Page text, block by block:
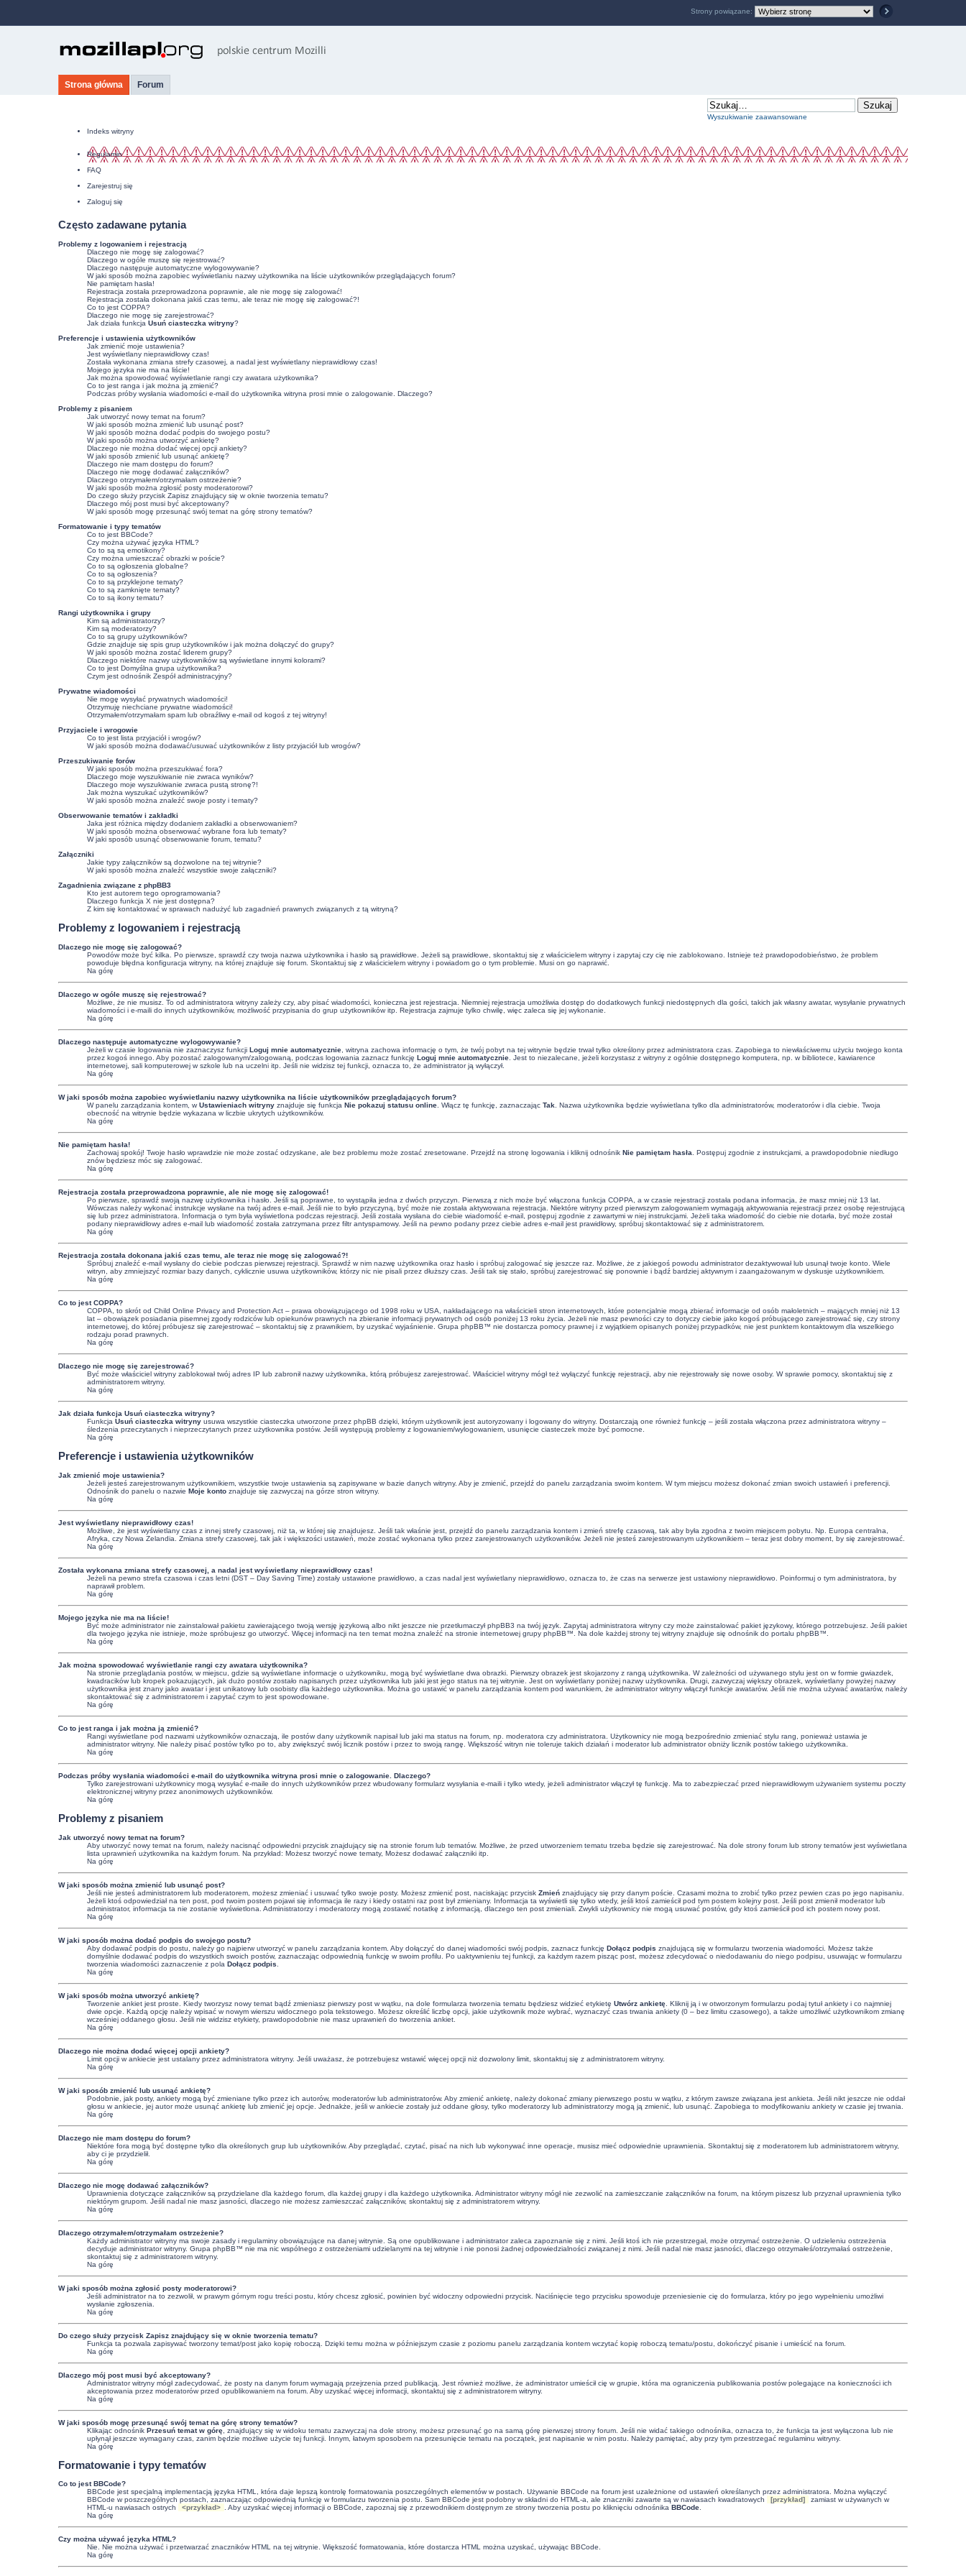
Strona główna Forum
Wyszukiwanie zaawansowane
Indeks witryny
Regulamin
FAQ
Zarejestruj się
Zaloguj się
Często zadawane pytania
Problemy z logowaniem i rejestracją
Dlaczego nie mogę się zalogować?
Dlaczego w ogóle muszę się rejestrować?
Dlaczego następuje automatyczne wylogowywanie?
W jaki sposób można zapobiec wyświetlaniu nazwy użytkownika na liście użytkowników przeglądających forum?
Nie pamiętam hasła!
Rejestracja została przeprowadzona poprawnie, ale nie mogę się zalogować!
Rejestracja została dokonana jakiś czas temu, ale teraz nie mogę się zalogować?!
Co to jest COPPA?
Dlaczego nie mogę się zarejestrować?
Jak działa funkcja Usuń ciasteczka witryny?
Preferencje i ustawienia użytkowników
Jak zmienić moje ustawienia?
Jest wyświetlany nieprawidłowy czas!
Została wykonana zmiana strefy czasowej, a nadal jest wyświetlany nieprawidłowy czas!
Mojego języka nie ma na liście!
Jak można spowodować wyświetlanie rangi czy awatara użytkownika?
Co to jest ranga i jak można ją zmienić?
Podczas próby wysłania wiadomości e-mail do użytkownika witryna prosi mnie o zalogowanie. Dlaczego?
Problemy z pisaniem
Jak utworzyć nowy temat na forum?
W jaki sposób można zmienić lub usunąć post?
W jaki sposób można dodać podpis do swojego postu?
W jaki sposób można utworzyć ankietę?
Dlaczego nie można dodać więcej opcji ankiety?
W jaki sposób zmienić lub usunąć ankietę?
Dlaczego nie mam dostępu do forum?
Dlaczego nie mogę dodawać załączników?
Dlaczego otrzymałem/otrzymałam ostrzeżenie?
W jaki sposób można zgłosić posty moderatorowi?
Do czego służy przycisk Zapiszznajdujący się w oknie tworzenia tematu?
Dlaczego mój post musi być akceptowany?
W jaki sposób mogę przesunąć swój temat na górę strony tematów?
Formatowanie i typy tematów
Co to jest BBCode?
Czy można używać języka HTML?
Co to są są emotikony?
Czy można umieszczać obrazki w poście?
Co to są ogłoszenia globalne?
Co to są ogłoszenia?
Co to są przyklejone tematy?
Co to są zamknięte tematy?
Co to są ikony tematu?
Rangi użytkownika i grupy
Kim są administratorzy?
Kim są moderatorzy?
Co to są grupy użytkowników?
Gdzie znajduje się spis grup użytkowników i jak można dołączyć do grupy?
W jaki sposób można zostać liderem grupy?
Dlaczego niektóre nazwy użytkowników są wyświetlane innymi kolorami?
Co to jest Domyślna grupa użytkownika?
Czym jest odnośnik Zespół administracyjny?
Prywatne wiadomości
Nie mogę wysyłać prywatnych wiadomości!
Otrzymuję niechciane prywatne wiadomości!
Otrzymałem/otrzymałam spam lub obraźliwy e-mail od kogoś z tej witryny!
Przyjaciele i wrogowie
Co to jest lista przyjaciół i wrogów?
W jaki sposób można dodawać/usuwać użytkowników z listy przyjaciół lub wrogów?
Przeszukiwanie forów
W jaki sposób można przeszukiwać fora?
Dlaczego moje wyszukiwanie nie zwraca wyników?
Dlaczego moje wyszukiwanie zwraca pustą stronę?!
Jak można wyszukać użytkowników?
W jaki sposób można znaleźć swoje posty i tematy?
Obserwowanie tematów i zakładki
Jaka jest różnica między dodaniem zakładki a obserwowaniem?
W jaki sposób można obserwować wybrane fora lub tematy?
W jaki sposób usunąć obserwowanie forum, tematu?
Załączniki
Jakie typy załączników są dozwolone na tej witrynie?
W jaki sposób można znaleźć wszystkie swoje załączniki?
Zagadnienia związane z phpBB3
Kto jest autorem tego oprogramowania?
Dlaczego funkcja X nie jest dostępna?
Z kim się kontaktować w sprawach nadużyć lub zagadnień prawnych związanych z tą witryną?
Problemy z logowaniem i rejestracją
Dlaczego nie mogę się zalogować?
Powodów może być kilka. Po pierwsze, sprawdź czy twoja nazwa użytkownika i hasło są prawidłowe. Jeżeli są prawidłowe, skontaktuj się z właścicielem witryny i zapytaj czy cię nie zablokowano. Istnieje też prawdopodobieństwo, że problem
powoduje błędna konfiguracja witryny, na której znajduje się forum. Skontaktuj się z właścicielem witryny i powiadom go o tym problemie. Musi on go naprawić.
Na górę
Dlaczego w ogóle muszę się rejestrować?
Możliwe, że nie musisz. To od administratora witryny zależy czy, aby pisać wiadomości, konieczna jest rejestracja. Niemniej rejestracja umożliwia dostęp do dodatkowych funkcji niedostępnych dla gości, takich jak własny awatar, wysyłanie prywatnych
wiadomości i e-maili do innych użytkowników, możliwość przypisania do grup użytkowników itp. Rejestracja zajmuje tylko chwilę, więc zaleca się jej wykonanie.
Na górę
Dlaczego następuje automatyczne wylogowywanie?
Jeżeli w czasie logowania nie zaznaczysz funkcji Loguj mnie automatycznie, witryna zachowa informację o tym, że twój pobyt na tej witrynie będzie trwał tylko określony przez administratora czas. Zapobiega to niewłaściwemu użyciu twojego konta
przez kogoś innego. Aby pozostać zalogowanym/zalogowaną, podczas logowania zaznacz funkcję Loguj mnie automatycznie. Jest to niezalecane, jeżeli korzystasz z witryny z ogólnie dostępnego komputera, np. w bibliotece, kawiarence
internetowej, sali komputerowej w szkole lub na uczelni itp. Jeśli nie widzisz tej funkcji, oznacza to, że administrator ją wyłączył.
Na górę
W jaki sposób można zapobiec wyświetlaniu nazwy użytkownika na liście użytkowników przeglądających forum?
W panelu zarządzania kontem, w Ustawieniach witrynyznajduje się funkcja Nie pokazuj statusu online. Włącz tę funkcję, zaznaczając Tak . Nazwa użytkownika będzie wyświetlana tylko dla administratorów, moderatorów i dla ciebie. Twoja
obecność na witrynie będzie wykazana w liczbie ukrytych użytkowników.
Na górę
Nie pamiętam hasła!
Zachowaj spokój! Twoje hasło wprawdzie nie może zostać odzyskane, ale bez problemu może zostać zresetowane. Przejdź na stronę logowania i kliknij odnośnik Nie pamiętam hasła . Postępuj zgodnie z instrukcjami, a prawdopodobnie niedługo
znów będziesz móc się zalogować.
Na górę
Rejestracja została przeprowadzona poprawnie, ale nie mogę się zalogować!
Po pierwsze, sprawdź swoją nazwę użytkownika i hasło. Jeśli są poprawne, to wystąpiła jedna z dwóch przyczyn. Pierwszą z nich może być włączona funkcja COPPA, a w czasie rejestracji została podana informacja, że masz mniej niż 13 lat.
Wówczas należy wykonać instrukcje wysłane na twój adres e-mail. Jeśli nie to było przyczyną, być może nie została aktywowana rejestracja. Niektóre witryny przed pierwszym zalogowaniem wymagają aktywowania rejestracji przez osobę rejestrującą
się lub przez administratora. Informacja o tym była wyświetlona podczas rejestracji. Jeśli została wysłana do ciebie wiadomość e-mail, postępuj zgodnie z zawartymi w niej instrukcjami. Jeżeli taka wiadomość do ciebie nie dotarła, być może został
podany nieprawidłowy adres e-mail lub wiadomość została zatrzymana przez filtr antyspamowy. Jeśli na pewno podany przez ciebie adres e-mail jest prawidłowy, spróbuj skontaktować się z administratorem.
Na górę
Rejestracja została dokonana jakiś czas temu, ale teraz nie mogę się zalogować?!
Spróbuj znaleźć e-mail wysłany do ciebie podczas pierwszej rejestracji. Sprawdź w nim nazwę użytkownika oraz hasło i spróbuj zalogować się jeszcze raz. Możliwe, że z jakiegoś powodu administrator dezaktywował lub usunął twoje konto. Wiele
witryn, aby zmniejszyć rozmiar bazy danych, cyklicznie usuwa użytkowników, którzy nic nie pisali przez dłuższy czas. Jeśli tak się stało, spróbuj zarejestrować się ponownie i bądź bardziej aktywnym i zaangażowanym w dyskusje użytkownikiem.
Na górę
Co to jest COPPA?
COPPA, to skrót od Child Online Privacy and Protection Act – prawa obowiązującego od 1998 roku w USA, nakładającego na właścicieli stron internetowych, które potencjalnie mogą zbierać informacje od osób małoletnich – mających mniej niż 13
lat – obowiązek posiadania pisemnej zgody rodziców lub opiekunów prawnych na zbieranie informacji prywatnych od osób poniżej 13 roku życia. Jeżeli nie masz pewności czy to dotyczy ciebie jako kogoś próbującego zarejestrować się, czy strony
internetowej, do której próbujesz się zarejestrować – skontaktuj się z prawnikiem, by uzyskać wyjaśnienie. Grupa phpBB™ nie dostarcza pomocy prawnej i z wyjątkiem opisanych poniżej przypadków, nie jest punktem kontaktowym dla wszelkiego
rodzaju porad prawnych.
Na górę
Dlaczego nie mogę się zarejestrować?
Być może właściciel witryny zablokował twój adres IP lub zabronił nazwy użytkownika, którą próbujesz zarejestrować. Właściciel witryny mógł też wyłączyć funkcję rejestracji, aby nie rejestrowały się nowe osoby. W sprawie pomocy, skontaktuj się z
administratorem witryny.
Na górę
Jak działa funkcja Usuń ciasteczka witryny?
Funkcja Usuń ciasteczka witrynyusuwa wszystkie ciasteczka utworzone przez phpBB dzięki, którym użytkownik jest autoryzowany i logowany do witryny. Dostarczają one również funkcję – jeśli została włączona przez administratora witryny –
śledzenia przeczytanych i nieprzeczytanych przez użytkownika postów. Jeśli występują problemy z logowaniem/wylogowaniem, usunięcie ciasteczek może być pomocne.
Na górę
Preferencje i ustawienia użytkowników
Jak zmienić moje ustawienia?
Jeżeli jesteś zarejestrowanym użytkownikiem, wszystkie twoje ustawienia są zapisywane w bazie danych witryny. Aby je zmienić, przejdź do panelu zarządzania swoim kontem. W tym miejscu możesz dokonać zmian swoich ustawień i preferencji.
Odnośnik do panelu o nazwie Moje kontoznajduje się zazwyczaj na górze stron witryny.
Na górę
Jest wyświetlany nieprawidłowy czas!
Możliwe, że jest wyświetlany czas z innej strefy czasowej, niż ta, w której się znajdujesz. Jeśli tak właśnie jest, przejdź do panelu zarządzania kontem i zmień strefę czasową, tak aby była zgodna z twoim miejscem pobytu. Np. Europa centralna,
Afryka, czy Nowa Zelandia. Zmiana strefy czasowej, tak jak i większości ustawień, może zostać wykonana tylko przez zarejestrowanych użytkowników. Jeżeli nie jesteś zarejestrowanym użytkownikiem – teraz jest dobry moment, by się zarejestrować.
Na górę
Została wykonana zmiana strefy czasowej, a nadal jest wyświetlany nieprawidłowy czas!
Jeżeli na pewno strefa czasowa i czas letni (DST – Day Saving Time) zostały ustawione prawidłowo, a czas nadal jest wyświetlany nieprawidłowo, oznacza to, że czas na serwerze jest ustawiony nieprawidłowo. Poinformuj o tym administratora, by
naprawił problem.
Na górę
Mojego języka nie ma na liście!
Być może administrator nie zainstalował pakietu zawierającego twoją wersję językową albo nikt jeszcze nie przetłumaczył phpBB3 na twój język. Zapytaj administratora witryny czy może zainstalować pakiet językowy, którego potrzebujesz. Jeśli pakiet
dla twojego języka nie istnieje, może spróbujesz go utworzyć. Więcej informacji na ten temat można znaleźć na stronie internetowej grupy phpBB™. Na dole każdej strony tej witryny znajduje się odnośnik do portalu phpBB™.
Na górę
Jak można spowodować wyświetlanie rangi czy awatara użytkownika?
Na stronie przeglądania postów, w miejscu, gdzie są wyświetlane informacje o użytkowniku, mogą być wyświetlane dwa obrazki. Pierwszy obrazek jest skojarzony z rangą użytkownika. W zależności od używanego stylu jest on w formie gwiazdek,
kwadracików lub kropek pokazujących, jak dużo postów zostało napisanych przez użytkownika lub jaki jest jego status na tej witrynie. Jest on wyświetlany poniżej nazwy użytkownika. Drugi, zazwyczaj większy obrazek, wyświetlany powyżej nazwy
użytkownika jest znany jako awatar i jest unikatowy lub osobisty dla każdego użytkownika. Można go ustawić w panelu zarządzania kontem pod warunkiem, że administrator witryny włączył funkcje awatarów. Jeśli nie można używać awatarów, należy
skontaktować się z administratorem i zapytać czym to jest spowodowane.
Na górę
Co to jest ranga i jak można ją zmienić?
Rangi wyświetlane pod nazwami użytkowników oznaczają, ile postów dany użytkownik napisał lub jaki ma status na forum, np. moderatora czy administratora. Użytkownicy nie mogą bezpośrednio zmieniać stylu rang, ponieważ ustawia je
administrator witryny. Nie należy pisać postów tylko po to, aby zwiększyć swój licznik postów i przez to swoją rangę. Większość witryn nie toleruje takich działań i moderator lub administrator obniży licznik postów takiego użytkownika.
Na górę
Podczas próby wysłania wiadomości e-mail do użytkownika witryna prosi mnie o zalogowanie. Dlaczego?
Tylko zarejestrowani użytkownicy mogą wysyłać e-maile do innych użytkowników przez wbudowany formularz wysyłania e-maili i tylko wtedy, jeżeli administrator włączył tę funkcję. Ma to zabezpieczać przed nieprawidłowym używaniem systemu poczty
elektronicznej witryny przez anonimowych użytkowników.
Na górę
Problemy z pisaniem
Jak utworzyć nowy temat na forum?
Aby utworzyć nowy temat na forum, należy nacisnąć odpowiedni przycisk znajdujący się na stronie forum lub tematów. Możliwe, że przed utworzeniem tematu trzeba będzie się zarejestrować. Na dole strony forum lub strony tematów jest wyświetlana
lista uprawnień użytkownika na każdym forum. Na przykład: Możesz tworzyć nowe tematy, Możesz dodawać załączniki itp.
Na górę
W jaki sposób można zmienić lub usunąć post?
Jeśli nie jesteś administratorem lub moderatorem, możesz zmieniać i usuwać tylko swoje posty. Możesz zmienić post, naciskając przycisk Zmieńznajdujący się przy danym poście. Czasami można to zrobić tylko przez pewien czas po jego napisaniu.
Jeżeli ktoś odpowiedział na ten post, pod twoim postem pojawi się informacja ile razy i kiedy ostatni raz post był zmieniany. Informacja ta wyświetli się tylko wtedy, jeśli ktoś zamieścił pod tym postem kolejny post. Jeśli post zmienił moderator lub
administrator, informacja ta nie zostanie wyświetlona. Administratorzy i moderatorzy mogą zostawić notatkę z informacją, dlaczego ten post zmieniali. Zwykli użytkownicy nie mogą usuwać postów, gdy ktoś zamieścił pod ich postem nowy post.
Na górę
W jaki sposób można dodać podpis do swojego postu?
Aby dodawać podpis do postu, należy go najpierw utworzyć w panelu zarządzania kontem. Aby dołączyć do danej wiadomości swój podpis, zaznacz funkcję Dołącz podpis znajdującą się w formularzu tworzenia wiadomości. Możesz także
domyślnie dodawać podpis do wszystkich swoich postów, zaznaczając odpowiednią funkcję w swoim profilu. Po uaktywnieniu tej funkcji, za każdym razem pisząc post, możesz zdecydować o niedodawaniu do niego podpisu, usuwając w formularzu
tworzenia wiadomości zaznaczenie z pola Dołącz podpis
Na górę
W jaki sposób można utworzyć ankietę?
Tworzenie ankiet jest proste. Kiedy tworzysz nowy temat bądź zmieniasz pierwszy post w wątku, na dole formularza tworzenia tematu będziesz widzieć etykietę Utwórz ankietę. Kliknij ją i w otworzonym formularzu podaj tytuł ankiety i co najmniej
dwie opcje. Każdą opcję należy wpisać w nowym wierszu widocznego pola tekstowego. Możesz określić liczbę opcji, jakie użytkownik może wybrać, wyznaczyć czas trwania ankiety (0 – bez limitu czasowego), a także umożliwić użytkownikom zmianę
wcześniej oddanego głosu. Jeśli nie widzisz etykiety, prawdopodobnie nie masz uprawnień do tworzenia ankiet.
Na górę
Dlaczego nie można dodać więcej opcji ankiety?
Limit opcji w ankiecie jest ustalany przez administratora witryny. Jeśli uważasz, że potrzebujesz wstawić więcej opcji niż dozwolony limit, skontaktuj się z administratorem witryny.
Na górę
W jaki sposób zmienić lub usunąć ankietę?
Podobnie, jak posty, ankiety mogą być zmieniane tylko przez ich autorów, moderatorów lub administratorów. Aby zmienić ankietę, należy dokonać zmiany pierwszego postu w wątku, z którym zawsze związana jest ankieta. Jeśli nikt jeszcze nie oddał
głosu w ankiecie, jej autor może usunąć ankietę lub zmienić jej opcje. Jednakże, jeśli w ankiecie zostały już oddane głosy, tylko moderatorzy lub administratorzy mogą ją zmienić, lub usunąć. Zapobiega to modyfikowaniu ankiety w czasie jej trwania.
Na górę
Dlaczego nie mam dostępu do forum?
Niektóre fora mogą być dostępne tylko dla określonych grup lub użytkowników. Aby przeglądać, czytać, pisać na nich lub wykonywać inne operacje, musisz mieć odpowiednie uprawnienia. Skontaktuj się z moderatorem lub administratorem witryny,
aby ci je przydzielił.
Na górę
Dlaczego nie mogę dodawać załączników?
Uprawnienia dotyczące załączników są przydzielane dla każdego forum, dla każdej grupy i dla każdego użytkownika. Administrator witryny mógł nie zezwolić na zamieszczanie załączników na forum, na którym piszesz lub przyznał uprawnienia tylko
niektórym grupom. Jeśli nadal nie masz jasności, dlaczego nie możesz zamieszczać załączników, skontaktuj się z administratorem witryny.
Na górę
Dlaczego otrzymałem/otrzymałam ostrzeżenie?
Każdy administrator witryny ma swoje zasady i regulaminy obowiązujące na danej witrynie. Są one opublikowane i administrator zaleca zapoznanie się z nimi. Jeśli ktoś ich nie przestrzegał, może otrzymać ostrzeżenie. O udzieleniu ostrzeżenia
decyduje administrator witryny. Grupa phpBB™ nie ma nic wspólnego z ostrzeżeniami udzielanymi na tej witrynie i nie ponosi żadnej odpowiedzialności związanej z nimi. Jeśli nadal nie masz jasności, dlaczego otrzymałeś/otrzymałaś ostrzeżenie,
skontaktuj się z administratorem witryny.
Na górę
W jaki sposób można zgłosić posty moderatorowi?
Jeśli administrator na to zezwolił, w prawym górnym rogu treści postu, który chcesz zgłosić, powinien być widoczny odpowiedni przycisk. Naciśnięcie tego przycisku spowoduje przeniesienie cię do formularza, który po jego wypełnieniu umożliwi
wysłanie zgłoszenia.
Na górę
Do czego służy przycisk Zapiszznajdujący się w oknie tworzenia tematu?
Funkcja ta pozwala zapisywać tworzony temat/post jako kopię roboczą. Dzięki temu można w późniejszym czasie z poziomu panelu zarządzania kontem wczytać kopię roboczą tematu/postu, dokończyć pisanie i umieścić na forum.
Na górę
Dlaczego mój post musi być akceptowany?
Administrator witryny mógł zadecydować, że posty na danym forum wymagają przejrzenia przed publikacją. Jest również możliwe, że administrator umieścił cię w grupie, która ma ograniczenia publikowania postów polegające na konieczności ich
akceptowania przez moderatorów przed opublikowaniem na forum. Aby uzyskać więcej informacji, skontaktuj się z administratorem witryny.
Na górę
W jaki sposób mogę przesunąć swój temat na górę strony tematów?
Klikając odnośnik Przesuń temat w górę, znajdujący się w widoku tematu zazwyczaj na dole strony, możesz przesunąć go na samą górę pierwszej strony forum. Jeśli nie widać takiego odnośnika, oznacza to, że funkcja ta jest wyłączona lub nie
upłynął jeszcze wymagany czas, zanim będzie możliwe użycie tej funkcji. Innym, łatwym sposobem na przesunięcie tematu na początek, jest napisanie w nim postu. Należy pamiętać, aby przy tym przestrzegać regulaminu witryny.
Na górę
Formatowanie i typy tematów
Co to jest BBCode?
BBCode jest specjalną implementacją języka HTML, która daje lepszą kontrolę formatowania poszczególnych elementów w postach. Używanie BBCode na forum jest uzależnione od ustawień określanych przez administratora. Można wyłączyć
BBCode w poszczególnych postach, zaznaczając odpowiednią funkcję w formularzu tworzenia postu. Sam BBCode jest podobny w składni do HTML-a, ale znaczniki zawarte są w nawiasach kwadratowych
[przykład]
zamiast w używanych w
HTML-u nawiasach ostrych
<przykład> . Aby uzyskać więcej informacji o BBCode, zapoznaj się z przewodnikiem dostępnym ze strony tworzenia postu po kliknięciu odnośnika BBCode.
Na górę
Czy można używać języka HTML?
Nie. Nie można używać i przetwarzać znaczników HTML na tej witrynie. Większość formatowania, które dostarcza HTML można uzyskać, używając BBCode.
Na górę
Strony powiązane: